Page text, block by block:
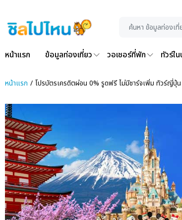
หน้าแรก ข้อมูลท่องเที่ยว วอเชอร์ที่พัก ทัวร์ใ
หน้าแรก โปรบัตรเครดิตผ่อน 0% รูดฟรี ไม่มีชาร์จเพิ่ม ทัวร์ญี่ปุ่